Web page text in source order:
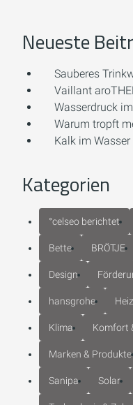
Neueste
Sauberes
Vaillant
Wasserdruck
Warum tropft
Kalk im Wasser
Kategorien
°celseo berichtet
Bette BRÖTJE
Design
hansgrohe
Klima Komfort
Marken & Produkte
Sanipa Solar